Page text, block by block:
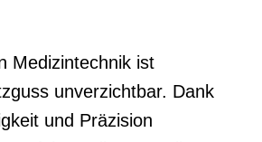
Medizintechnik ist
unverzichtbar. Dank
und Präzision